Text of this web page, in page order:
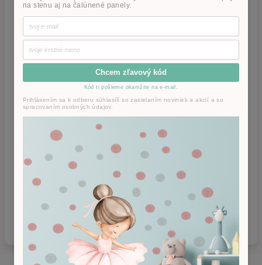
na stenu aj na čalúnené panely.
Chcem zľavový kód
Kód ti pošleme okamžite na e-mail.
Prihlásením sa k odberu súhlasíš so zasielaním noviniek a akcií a so
spracovaním osobných údajov.